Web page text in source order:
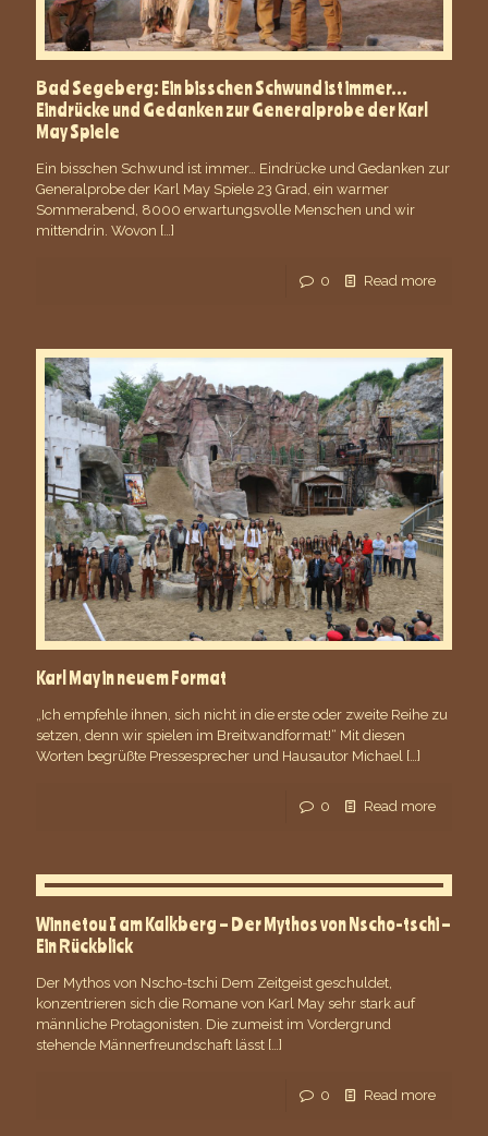
Bad Segeberg: Ein bisschen Schwund ist immer…
Eindrücke und Gedanken zur Generalprobe der Karl
May Spiele
Ein bisschen Schwund ist immer… Eindrücke und Gedanken zur
Generalprobe der Karl May Spiele 23 Grad, ein warmer
Sommerabend, 8000 erwartungsvolle Menschen und wir
mittendrin. Wovon […]
0 Read more
Karl May in neuem Format
„Ich empfehle ihnen, sich nicht in die erste oder zweite Reihe zu
setzen, denn wir spielen im Breitwandformat!“ Mit diesen
Worten begrüßte Pressesprecher und Hausautor Michael […]
0 Read more
Winnetou I am Kalkberg – Der Mythos von Nscho-tschi –
Ein Rückblick
Der Mythos von Nscho-tschi Dem Zeitgeist geschuldet,
konzentrieren sich die Romane von Karl May sehr stark auf
männliche Protagonisten. Die zumeist im Vordergrund
stehende Männerfreundschaft lässt […]
0 Read more